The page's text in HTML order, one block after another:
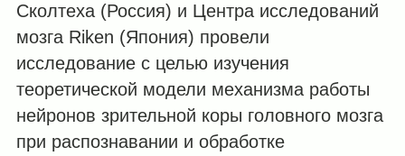
Сколтеха (Россия) и Центра исследований
мозга Riken (Япония) провели
исследование с целью изучения
теоретической модели механизма работы
нейронов зрительной коры головного мозга
при распознавании и обработке